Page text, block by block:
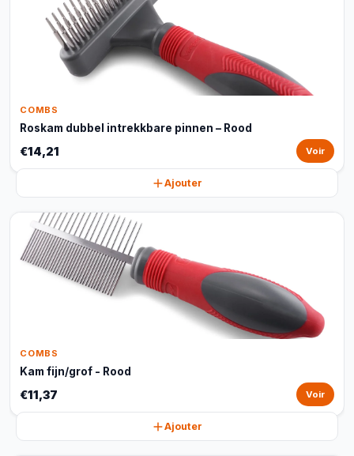
COMBS
Roskam dubbel intrekkbare pinnen – Rood
€14,21 Voir
Ajouter
COMBS
Kam fijn/grof - Rood
€11,37 Voir
Ajouter